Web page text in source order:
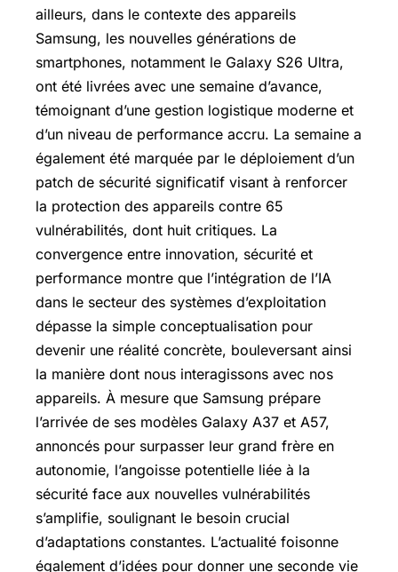
ailleurs, dans le contexte des appareils
Samsung, les nouvelles générations de
smartphones, notamment le Galaxy S26 Ultra,
ont été livrées avec une semaine d’avance,
témoignant d’une gestion logistique moderne et
d’un niveau de performance accru. La semaine a
également été marquée par le déploiement d’un
patch de sécurité significatif visant à renforcer
la protection des appareils contre 65
vulnérabilités, dont huit critiques. La
convergence entre innovation, sécurité et
performance montre que l’intégration de l’IA
dans le secteur des systèmes d’exploitation
dépasse la simple conceptualisation pour
devenir une réalité concrète, bouleversant ainsi
la manière dont nous interagissons avec nos
appareils. À mesure que Samsung prépare
l’arrivée de ses modèles Galaxy A37 et A57,
annoncés pour surpasser leur grand frère en
autonomie, l’angoisse potentielle liée à la
sécurité face aux nouvelles vulnérabilités
s’amplifie, soulignant le besoin crucial
d’adaptations constantes. L’actualité foisonne
également d’idées pour donner une seconde vie